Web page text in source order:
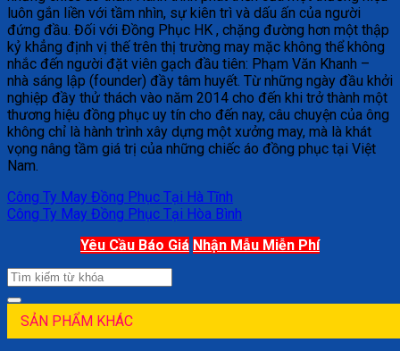
luôn gắn liền với tầm nhìn, sự kiên trì và dấu ấn của người
đứng đầu. Đối với Đồng Phục HK , chặng đường hơn một thập
kỷ khẳng định vị thế trên thị trường may mặc không thể không
nhắc đến người đặt viên gạch đầu tiên: Phạm Văn Khanh –
nhà sáng lập (founder) đầy tâm huyết. Từ những ngày đầu khởi
nghiệp đầy thử thách vào năm 2014 cho đến khi trở thành một
thương hiệu đồng phục uy tín cho đến nay, câu chuyện của ông
không chỉ là hành trình xây dựng một xưởng may, mà là khát
vọng nâng tầm giá trị của những chiếc áo đồng phục tại Việt
Nam.
Công Ty May Đồng Phục Tại Hà Tĩnh
Công Ty May Đồng Phục Tại Hòa Bình
Yêu Cầu Báo Giá Nhận Mẫu Miễn Phí
SẢN PHẨM KHÁC